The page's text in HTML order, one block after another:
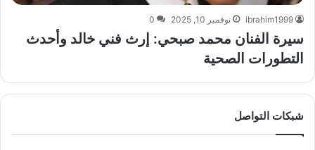
ibrahim1999 نوفمبر 10, 2025 0
سيرة الفنان محمد صبحي: إرث فني خالد وأحدث
التطورات الصحية
شبكات التواصل